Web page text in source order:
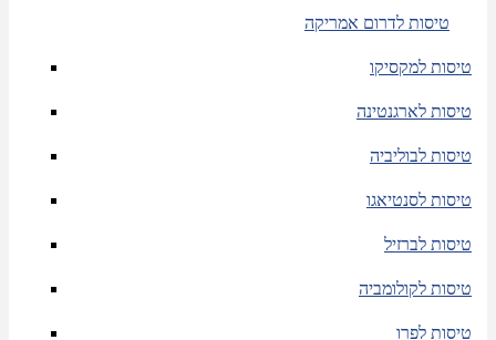
טיסות לדרום אמריקה
טיסות למקסיקו
טיסות לארגנטינה
טיסות לבוליביה
טיסות לסנטיאגו
טיסות לברזיל
טיסות לקולומביה
טיסות לפרו